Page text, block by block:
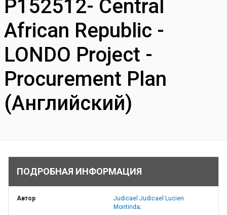
P152512- Central
African Republic -
LONDO Project -
Procurement Plan
(Английский)
ПОДРОБНАЯ ИНФОРМАЦИЯ
Автор
Judicael Judicael Lucien
Montinda;